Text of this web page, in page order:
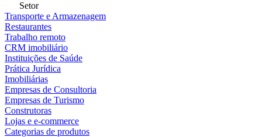
Setor
Transporte e Armazenagem
Restaurantes
Trabalho remoto
CRM imobiliário
Instituições de Saúde
Prática Jurídica
Imobiliárias
Empresas de Consultoria
Empresas de Turismo
Construtoras
Lojas e e-commerce
Categorias de produtos